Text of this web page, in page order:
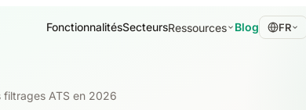
FonctionnalitésSecteursRessources Blog FR
filtrages ATS en 2026